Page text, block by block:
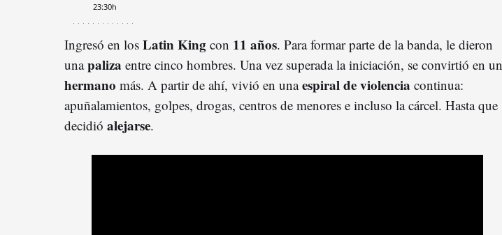
23:30h
Ingresó en los Latin King con 11 años. Para formar parte de la banda, le dieron
unapaliza entre cinco hombres. Una vez superada la iniciación, se convirtió en un
hermano más. A partir de ahí, vivió en unaespiral de violencia continua:
apuñalamientos, golpes, drogas, centros de menores e incluso la cárcel. Hasta que
decidió alejarse.